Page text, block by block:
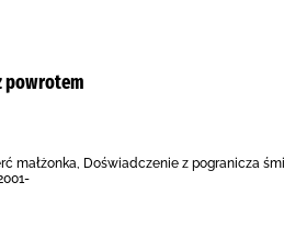
powrotem
małżonka, Doświadczenie z pogranicza